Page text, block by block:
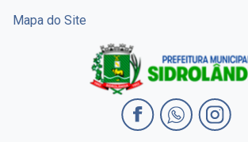
Mapa do Site